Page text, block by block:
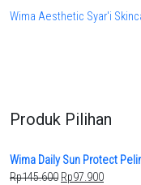
Wima Aesthetic Syar'i
Produk Pilihan
Wima Daily Sun Protect
Rp145.600 Original
Rp97.900Current